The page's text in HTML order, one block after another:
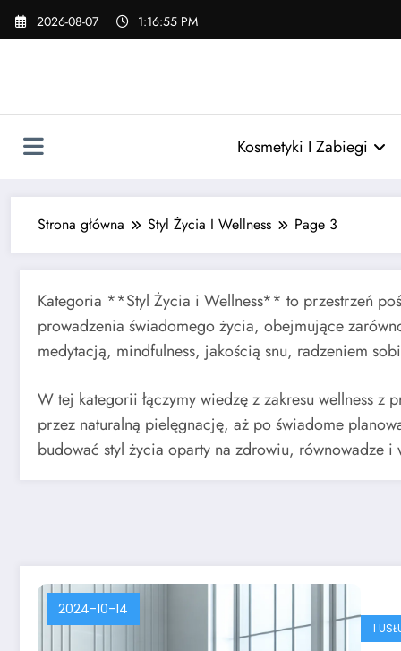
Skip
2026-08-07 1:16:56 PM
Kosmetyki I Zabiegi
Strona główna Styl Życia I Wellness Page 3
Kategoria **Styl Życia i Wellness** to przestrzeń
prowadzenia świadomego życia, obejmujące
medytacją, mindfulness, jakością snu, radzeniem
W tej kategorii łączymy wiedzę z zakresu wellness
przez naturalną pielęgnację, aż po świadome
budować styl życia oparty na zdrowiu, równowadze i
2024-10-14
I